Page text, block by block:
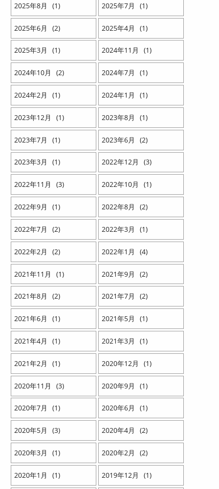
2025 8 1 2025 7 1
2025 6 2 2025 4 1
2025 3 1 2024 11 1
2024 10 2 2024 7 1
2024 2 1 2024 1 1
2023 12 1 2023 8 1
2023 7 1 2023 6 2
2023 3 1 2022 12 3
2022 11 3 2022 10 1
2022 9 1 2022 8 2
2022 7 2 2022 3 1
2022 2 2 2022 1 4
2021 11 1 2021 9 2
2021 8 2 2021 7 2
2021 6 1 2021 5 1
2021 4 1 2021 3 1
2021 2 1 2020 12 1
2020 11 3 2020 9 1
2020 7 1 2020 6 1
2020 5 3 2020 4 2
2020 3 1 2020 2 2
2020 1 1 2019 12 1